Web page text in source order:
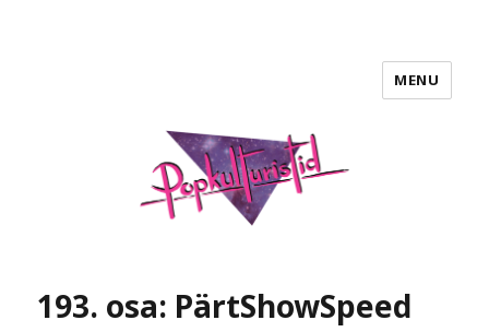
MENU
193. osa: PärtShowSpeed